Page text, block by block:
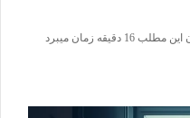
16 دقیقه زمان میبرد